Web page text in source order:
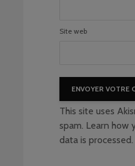
Site web
This site uses
spam. Learn how
data is processed.